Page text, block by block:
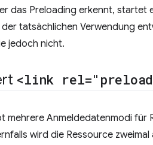
das Preloading erkennt,
tatsächlichen Verwendung
jedoch nicht.
<link
mehrere Anmeldedatenmodi
wird die Ressource